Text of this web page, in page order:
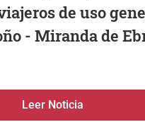
de uso
- Miranda de
Leer Noticia